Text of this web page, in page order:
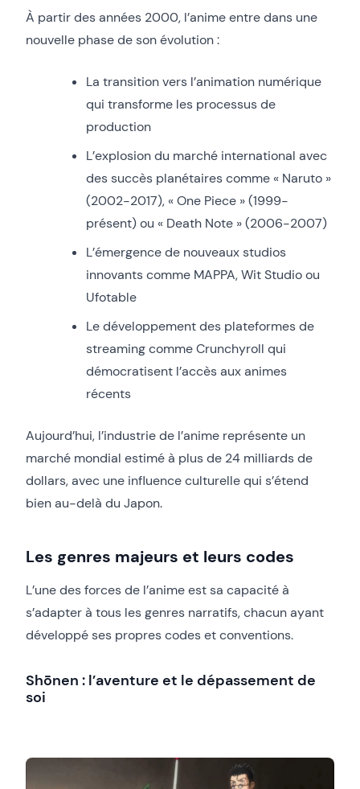
À partir des années 2000, l’anime entre dans une
nouvelle phase de son évolution :
La transition vers l’animation numérique
qui transforme les processus de
production
L’explosion du marché international avec
des succès planétaires comme « Naruto »
(2002-2017), « One Piece » (1999-
présent) ou « Death Note » (2006-2007)
L’émergence de nouveaux studios
innovants comme MAPPA, Wit Studio ou
Ufotable
Le développement des plateformes de
streaming comme Crunchyroll qui
démocratisent l’accès aux animes
récents
Aujourd’hui, l’industrie de l’anime représente un
marché mondial estimé à plus de 24 milliards de
dollars, avec une influence culturelle qui s’étend
bien au-delà du Japon.
Les genres majeurs et leurs codes
L’une des forces de l’anime est sa capacité à
s’adapter à tous les genres narratifs, chacun ayant
développé ses propres codes et conventions.
Shōnen : l’aventure et le dépassement de
soi